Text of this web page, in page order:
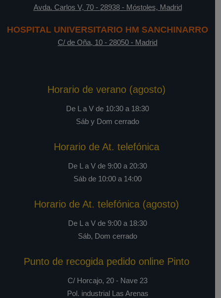
Avda. Carlos V, 70- 28938- Móstoles, Madrid
HOSPITAL UNIVERSITARIO HM SANCHINARRO
C/ de Oña, 10 - 28050 - Madrid
Horario de verano (agosto)
De L a V de 10:30 a 18:30
Sáb y Dom cerrado
Horario de At. telefónica
De L a V de 9:00 a 20:30
Sáb de 10:00 a 14:00
Horario de At. telefónica (agosto)
De L a V de 9:00 a 18:30
Sáb, Dom cerrado
Punto de recogida pedido online Pinto
C/ Horcajo, 20 - Nave 23
Pol. industrial Las Arenas